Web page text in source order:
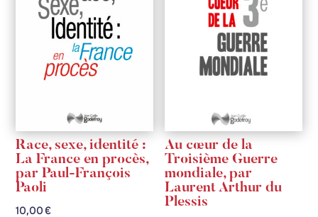
Race, sexe, identité :
La France en procès,
par Paul-François
Paoli
10,00€
Au cœur de la
Troisième Guerre
mondiale, par
Laurent Arthur du
Plessis